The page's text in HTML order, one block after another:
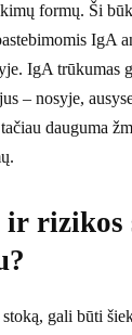
formų. Ši
IgA
IgA trūkumas
– nosyje,
dauguma
rizikos
gali būti